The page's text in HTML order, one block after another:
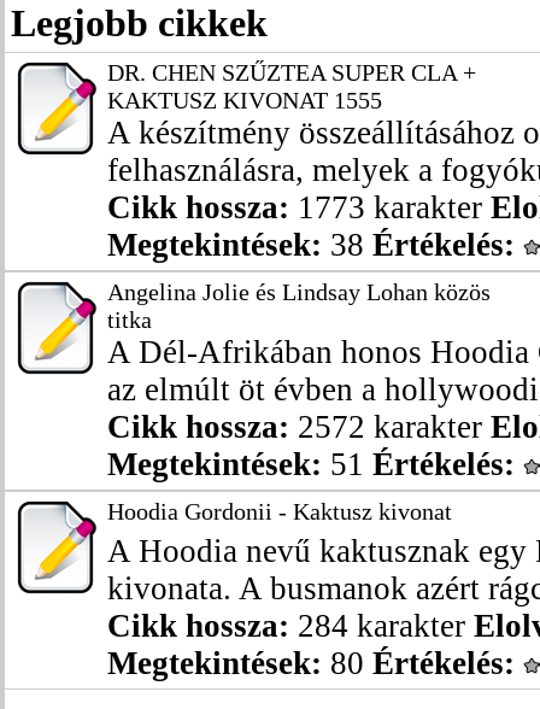
Legjobb cikkek
DR. CHEN SZŰZTEA SUPER CLA +
KAKTUSZ KIVONAT 1555
A készítmény összeállításához
felhasználásra, melyek a
Cikk hossza: 1773 karakter
Megtekintések: 38 Értékelés:
Angelina Jolie és Lindsay Lohan közös
titka
A Dél-Afrikában honos
az elmúlt öt évben a
Cikk hossza: 2572 karakter
Megtekintések: 51 Értékelés:
Hoodia Gordonii - Kaktusz kivonat
A Hoodia nevű kaktusznak
kivonata. A busmanok azért
Cikk hossza: 284 karakter
Megtekintések: 80 Értékelés: